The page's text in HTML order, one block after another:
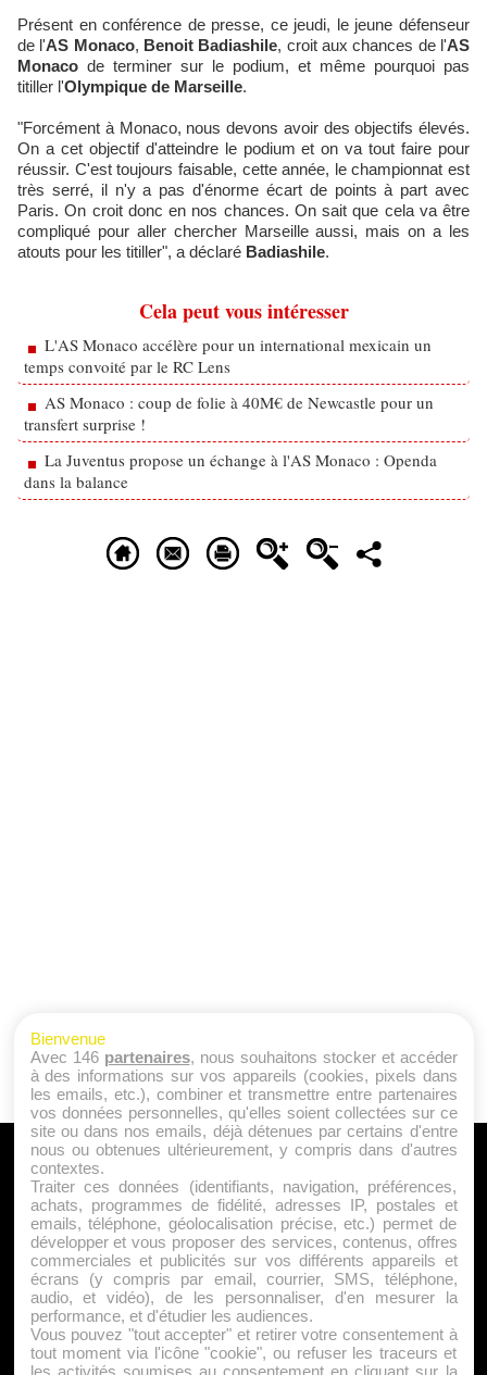
Présent en conférence de presse, ce jeudi, le jeune défenseur
de l'AS Monaco, Benoit Badiashile, croit aux chances de l'AS
Monaco de terminer sur le podium, et même pourquoi pas
titiller l'Olympique de Marseille.
"Forcément à Monaco, nous devons avoir des objectifs élevés.
On a cet objectif d'atteindre le podium et on va tout faire pour
réussir. C'est toujours faisable, cette année, le championnat est
très serré, il n'y a pas d'énorme écart de points à part avec
Paris. On croit donc en nos chances. On sait que cela va être
compliqué pour aller chercher Marseille aussi, mais on a les
atouts pour les titiller", a déclaré Badiashile.
Cela peut vous intéresser
L'AS Monaco accélère pour un international mexicain un
temps convoité par le RC Lens
AS Monaco : coup de folie à 40M€ de Newcastle pour un
transfert surprise !
La Juventus propose un échange à l'AS Monaco : Openda
dans la balance
A PROPOS
Qui sommes nous ?
Mentions Légales
Publicité
Politique de Cookies
Contact
Bienvenue
Avec 146 partenaires, nous souhaitons stocker et accéder
à des informations sur vos appareils (cookies, pixels dans
les emails, etc.), combiner et transmettre entre partenaires
vos données personnelles, qu'elles soient collectées sur ce
site ou dans nos emails, déjà détenues par certains d'entre
nous ou obtenues ultérieurement, y compris dans d'autres
contextes.
Traiter ces données (identifiants, navigation, préférences,
achats, programmes de fidélité, adresses IP, postales et
emails, téléphone, géolocalisation précise, etc.) permet de
développer et vous proposer des services, contenus, offres
commerciales et publicités sur vos différents appareils et
écrans (y compris par email, courrier, SMS, téléphone,
audio, et vidéo), de les personnaliser, d'en mesurer la
performance, et d'étudier les audiences.
Vous pouvez "tout accepter" et retirer votre consentement à
tout moment via l'icône "cookie", ou refuser les traceurs et
les activités soumises au consentement en cliquant sur la